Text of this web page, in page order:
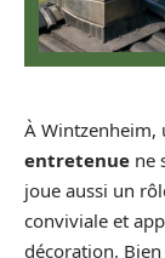
À Wintzenheim,
entretenue ne
joue aussi un
conviviale et
décoration.